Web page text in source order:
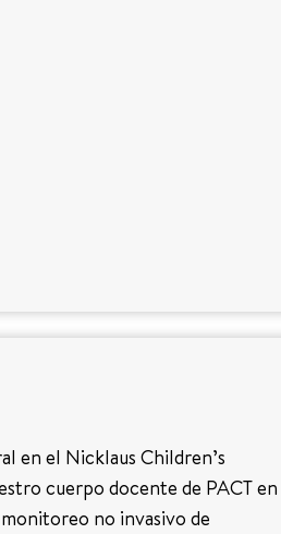
en el Nicklaus Children’s
cuerpo docente de PACT en
no invasivo de